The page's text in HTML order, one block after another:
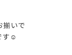
揃いで
す☺️